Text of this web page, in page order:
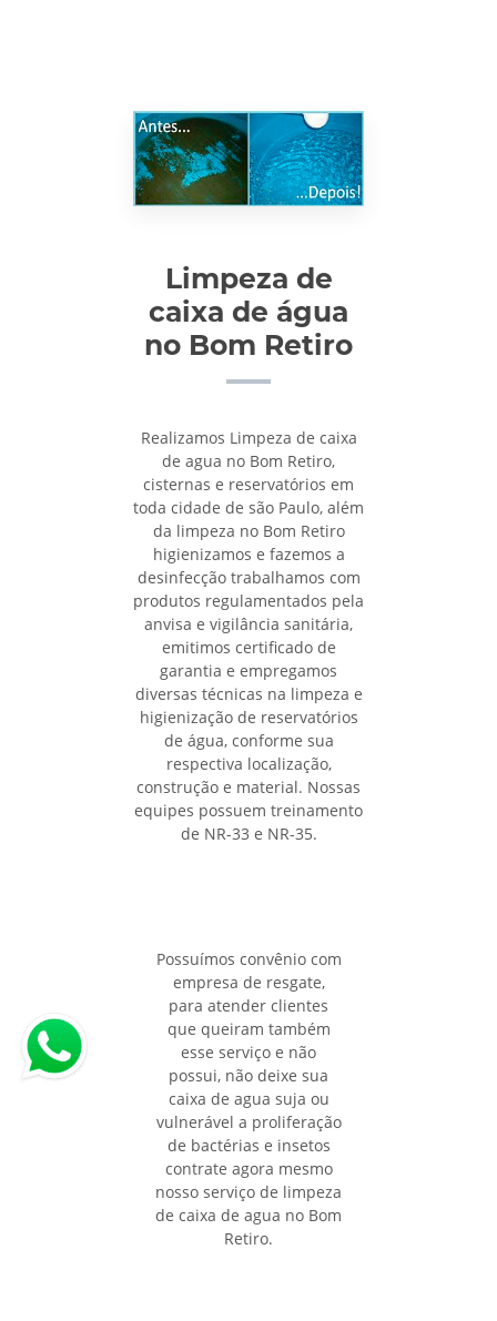
Limpeza de
caixa de água
no Bom Retiro
Realizamos Limpeza de caixa
de agua no Bom Retiro,
cisternas e reservatórios em
toda cidade de são Paulo, além
da limpeza no Bom Retiro
higienizamos e fazemos a
desinfecção trabalhamos com
produtos regulamentados pela
anvisa e vigilância sanitária,
emitimos certificado de
garantia e empregamos
diversas técnicas na limpeza e
higienização de reservatórios
de água, conforme sua
respectiva localização,
construção e material. Nossas
equipes possuem treinamento
de NR-33 e NR-35.
Possuímos convênio com
empresa de resgate,
para atender clientes
que queiram também
esse serviço e não
possui, não deixe sua
caixa de agua suja ou
vulnerável a proliferação
de bactérias e insetos
contrate agora mesmo
nosso serviço de limpeza
de caixa de agua no Bom
Retiro.